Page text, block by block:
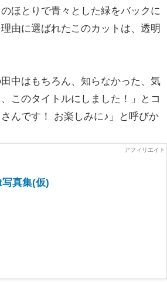
ほとりで青々とした緑をバックに
由に選ばれたこのカットは、透明
中はもちろん、知らなかった、気
このタイトルにしました！」とコ
んです！ お楽しみに♪」と呼びか
写真集(仮)